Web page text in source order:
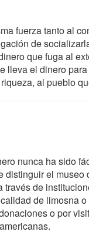
fuerza tanto al
de
que fuga al
lleva el dinero
al pueblo
nunca ha sido
distinguir el
través de
de limosna
o por